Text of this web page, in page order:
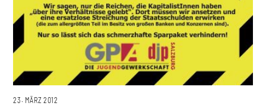
23. MÄRZ 2012